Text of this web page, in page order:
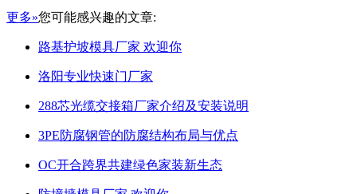
更多»您可能感兴趣的文章:
路基护坡模具厂家 欢迎你
洛阳专业快速门厂家
288芯光缆交接箱厂家介绍及安装说明
3PE防腐钢管的防腐结构布局与优点
OC开合跨界共建绿色家装新生态